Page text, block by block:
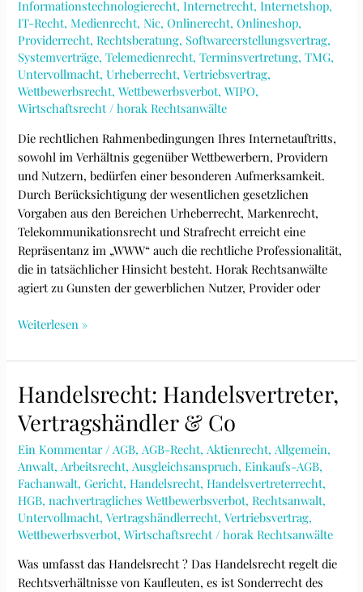
Informationstechnologierecht,Internetrecht,Internetshop,
IT-Recht,Medienrecht,Nic,Onlinerecht,Onlineshop,
Providerrecht,Rechtsberatung, Softwareerstellungsvertrag,
Systemverträge,Telemedienrecht,Terminsvertretung,TMG,
Untervollmacht,Urheberrecht,Vertriebsvertrag,
Wettbewerbsrecht,Wettbewerbsverbot,WIPO,
Wirtschaftsrecht/horak Rechtsanwälte
Die rechtlichen Rahmenbedingungen Ihres Internetauftritts,
sowohl im Verhältnis gegenüber Wettbewerbern, Providern
und Nutzern, bedürfen einer besonderen Aufmerksamkeit.
Durch Berücksichtigung der wesentlichen gesetzlichen
Vorgaben aus den Bereichen Urheberrecht, Markenrecht,
Telekommunikationsrecht und Strafrecht erreicht eine
Repräsentanz im „WWW“ auch die rechtliche Professionalität,
die in tatsächlicher Hinsicht besteht. Horak Rechtsanwälte
agiert zu Gunsten der gewerblichen Nutzer, Provider oder
Internetrecht
Weiterlesen »
Handelsrecht: Handelsvertreter,
Vertragshändler & Co
Ein Kommentar / AGB, AGB-Recht, Aktienrecht, Allgemein,
Anwalt, Arbeitsrecht, Ausgleichsanspruch,Einkaufs-AGB,
Fachanwalt,Gericht,Handelsrecht,Handelsvertreterrecht,
HGB,nachvertragliches Wettbewerbsverbot,Rechtsanwalt,
Untervollmacht,Vertragshändlerrecht,Vertriebsvertrag,
Wettbewerbsverbot,Wirtschaftsrecht/horak Rechtsanwälte
Was umfasst das Handelsrecht ? Das Handelsrecht regelt die
Rechtsverhältnisse von Kaufleuten, es ist Sonderrecht des